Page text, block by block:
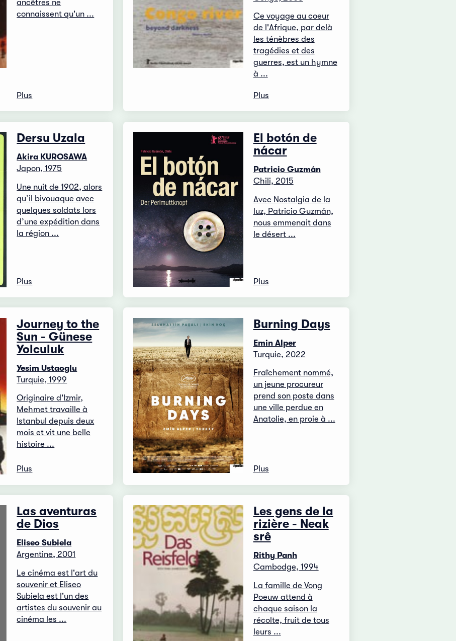
ancêtres ne
connaissent qu'un ...
Plus
Ce voyage au coeur
de l'Afrique, par delà
les ténèbres des
tragédies et des
guerres, est un hymne
à ...
Plus
Dersu Uzala
Akira KUROSAWA
Japon, 1975
Une nuit de 1902, alors
qu’il bivouaque avec
quelques soldats lors
d’une expédition dans
la région ...
Plus
El botón de
nácar
Patricio Guzmán
Chili, 2015
Avec Nostalgia de la
luz, Patricio Guzmán,
nous emmenait dans
le désert ...
Plus
Journey to the
Sun - Günese
Yolculuk
Yesim Ustaoglu
Turquie, 1999
Originaire d'Izmir,
Mehmet travaille à
Istanbul depuis deux
mois et vit une belle
histoire ...
Plus
Burning Days
Emin Alper
Turquie, 2022
Fraîchement nommé,
un jeune procureur
prend son poste dans
une ville perdue en
Anatolie, en proie à ...
Plus
Las aventuras
de Dios
Eliseo Subiela
Argentine, 2001
Le cinéma est l'art du
souvenir et Eliseo
Subiela est l'un des
artistes du souvenir au
cinéma les ...
Les gens de la
rizière - Neak
srê
Rithy Panh
Cambodge, 1994
La famille de Vong
Poeuw attend à
chaque saison la
récolte, fruit de tous
leurs ...